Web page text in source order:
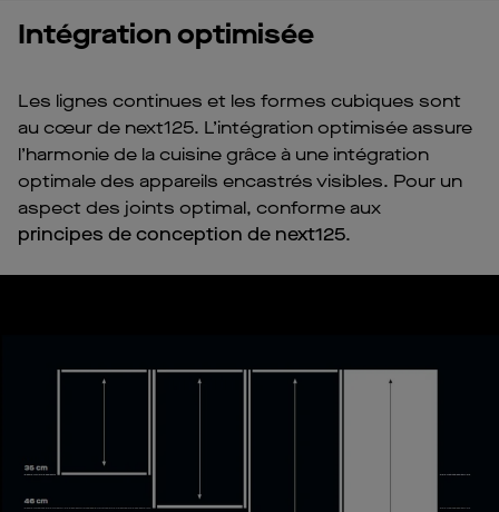
Intégration optimisée
Les lignes continues et les formes cubiques sont
au cœur de next125. L’intégration optimisée assure
l’harmonie de la cuisine grâce à une intégration
optimale des appareils encastrés visibles. Pour un
aspect des joints optimal, conforme aux
principes de conception de next125.